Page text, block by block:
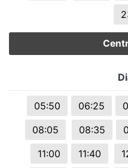
05:50 06:25
08:05
08:35
11:00
11:40